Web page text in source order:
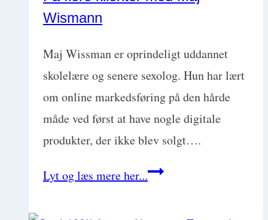
med
Mette
Nielsen
Wismann
Maj Wissman er oprindeligt uddannet
skolelære og senere sexolog. Hun har lært
om online markedsføring på den hårde
måde ved først at have nogle digitale
produkter, der ikke blev solgt….
Lyt og læs mere her...Få
klienter